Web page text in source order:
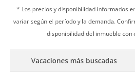
* Los precios y disponibilidad informados
variar según el período y la demanda.
disponibilidad del inmueble con
Vacaciones más buscadas